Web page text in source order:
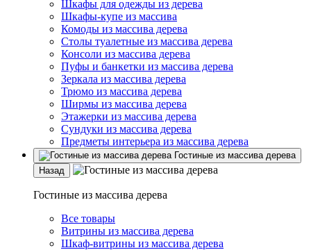
Шкафы для одежды из дерева
Шкафы-купе из массива
Комоды из массива дерева
Столы туалетные из массива дерева
Консоли из массива дерева
Пуфы и банкетки из массива дерева
Зеркала из массива дерева
Трюмо из массива дерева
Ширмы из массива дерева
Этажерки из массива дерева
Сундуки из массива дерева
Предметы интерьера из массива дерева
Гостиные из массива дерева
Назад
Гостиные из массива дерева
Все товары
Витрины из массива дерева
Шкаф-витрины из массива дерева